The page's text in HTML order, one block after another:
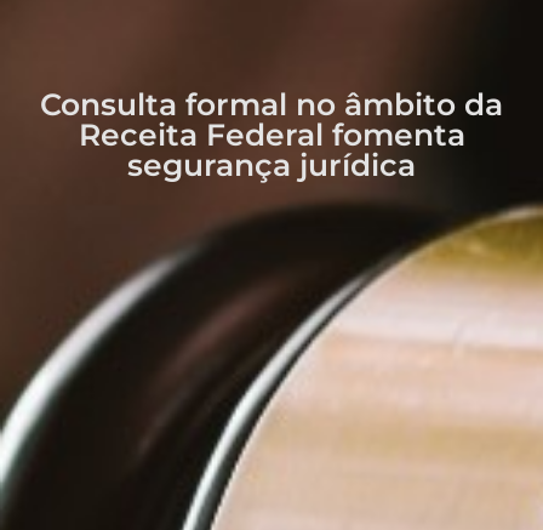
Consulta formal no âmbito da
Receita Federal fomenta
segurança jurídica